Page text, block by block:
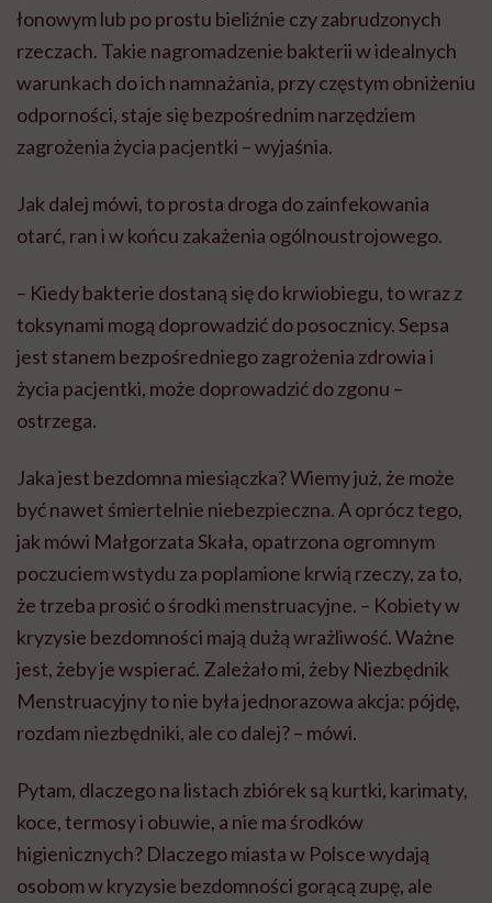
łonowym lub po prostu bieliźnie czy zabrudzonych
rzeczach. Takie nagromadzenie bakterii w idealnych
warunkach do ich namnażania, przy częstym obniżeniu
odporności, staje się bezpośrednim narzędziem
zagrożenia życia pacjentki – wyjaśnia.
Jak dalej mówi, to prosta droga do zainfekowania
otarć, ran i w końcu zakażenia ogólnoustrojowego.
– Kiedy bakterie dostaną się do krwiobiegu, to wraz z
toksynami mogą doprowadzić do posocznicy. Sepsa
jest stanem bezpośredniego zagrożenia zdrowia i
życia pacjentki, może doprowadzić do zgonu –
ostrzega.
Jaka jest bezdomna miesiączka? Wiemy już, że może
być nawet śmiertelnie niebezpieczna. A oprócz tego,
jak mówi Małgorzata Skała, opatrzona ogromnym
poczuciem wstydu za poplamione krwią rzeczy, za to,
że trzeba prosić o środki menstruacyjne. – Kobiety w
kryzysie bezdomności mają dużą wrażliwość. Ważne
jest, żeby je wspierać. Zależało mi, żeby Niezbędnik
Menstruacyjny to nie była jednorazowa akcja: pójdę,
rozdam niezbędniki, ale co dalej? – mówi.
Pytam, dlaczego na listach zbiórek są kurtki, karimaty,
koce, termosy i obuwie, a nie ma środków
higienicznych? Dlaczego miasta w Polsce wydają
osobom w kryzysie bezdomności gorącą zupę, ale